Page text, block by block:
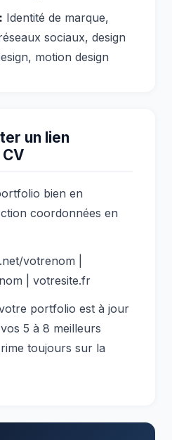
Identité de marque,
sociaux, design
motion design
un lien
bien en
coordonnées en
votrenom |
| votresite.fr
portfolio est à jour
5 à 8 meilleurs
toujours sur la